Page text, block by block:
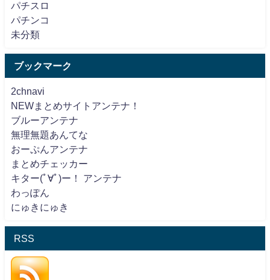
パチスロ
パチンコ
未分類
ブックマーク
2chnavi
NEWまとめサイトアンテナ！
ブルーアンテナ
無理無題あんてな
おーぷんアンテナ
まとめチェッカー
キター(ﾟ∀ﾟ)ー！ アンテナ
わっぽん
にゅきにゅき
RSS